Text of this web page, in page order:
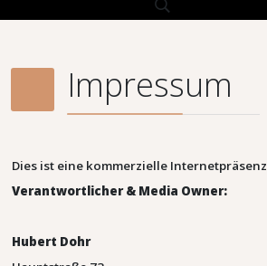
Impressum
Dies ist eine kommerzielle Internetpräsenz
Verantwortlicher & Media Owner:
Hubert Dohr